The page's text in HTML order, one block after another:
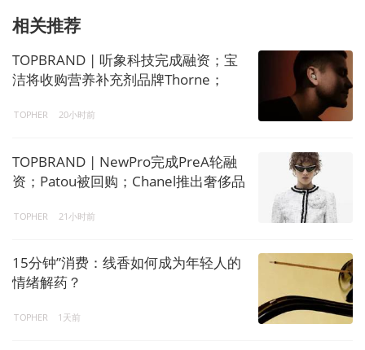
相关推荐
TOPBRAND | 听象科技完成融资；宝
洁将收购营养补充剂品牌Thorne；
TOPHER 20小时前
TOPBRAND | NewPro完成PreA轮融
资；Patou被回购；Chanel推出奢侈品
TOPHER 21小时前
15分钟”消费：线香如何成为年轻人的
情绪解药？
TOPHER 1天前